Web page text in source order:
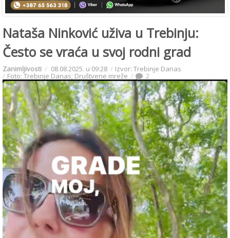
Nataša Ninković uživa u Trebinju:
Često se vraća u svoj rodni grad
Zanimljivosti 08.08.2025. u 09:28 Izvor: Trebinje Danas
Foto: Trebinje Danas; Društvene mreže 2